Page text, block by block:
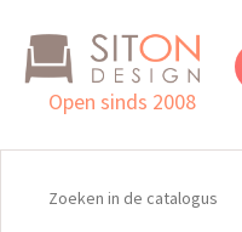
Open sinds 2008